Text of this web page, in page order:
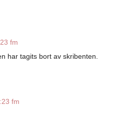
fm
har tagits bort av skribenten.
fm